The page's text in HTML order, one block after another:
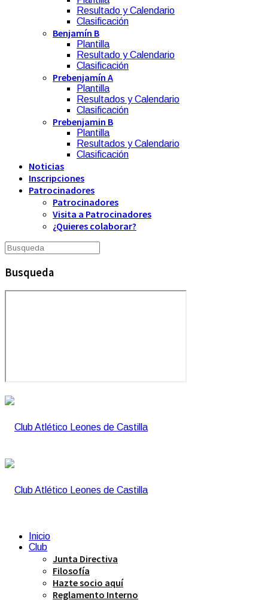
Resultado y Calendario
Clasificación
Benjamín B
Plantilla
Resultado y Calendario
Clasificación
Prebenjamín A
Plantilla
Resultados y Calendario
Clasificación
Prebenjamin B
Plantilla
Resultados y Calendario
Clasificación
Noticias
Inscripciones
Patrocinadores
Patrocinadores
Visita a Patrocinadores
¿Quieres colaborar?
Busqueda
Inicio
Club
Junta Directiva
Filosofía
Hazte socio aquí
Reglamento Interno